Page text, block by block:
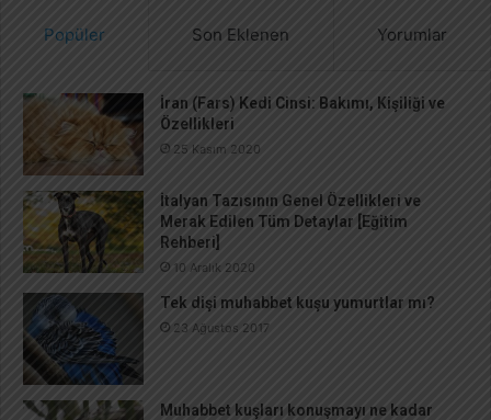
Popüler Son Eklenen Yorumlar
İran (Fars) Kedi Cinsi: Bakımı, Kişiliği ve
Özellikleri
25 Kasım 2020
İtalyan Tazısının Genel Özellikleri ve
Merak Edilen Tüm Detaylar [Eğitim
Rehberi]
10 Aralık 2020
Tek dişi muhabbet kuşu yumurtlar mı?
23 Ağustos 2017
Muhabbet kuşları konuşmayı ne kadar